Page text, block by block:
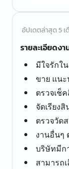
อัปเดตล่าสุด 5
รายละเอียดงา
มีใจรักใ
ขาย แน
ตรวจเช็
จัดเรียง
ตรวจวัด
งานอื่นๆ
บริษัทมีก
สามารถ